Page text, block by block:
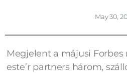
May 30,
Megjelent a májusi Forbes
este’r partners három,